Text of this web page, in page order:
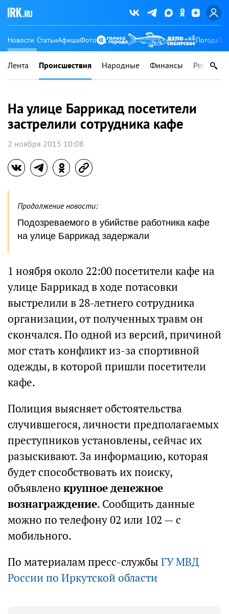
Новости СтатьиАфишаФото Погода
Лента Происшествия Народные Финансы Регионы
На улице Баррикад посетители
застрелили сотрудника кафе
2 ноября 2015 10:08
Продолжение новости:
Подозреваемого в убийстве работника кафе
на улице Баррикад задержали
1 ноября около 22:00 посетители кафе на
улице Баррикад в ходе потасовки
выстрелили в 28-летнего сотрудника
организации, от полученных травм он
скончался. По одной из версий, причиной
мог стать конфликт из-за спортивной
одежды, в которой пришли посетители
кафе.
Полиция выясняет обстоятельства
случившегося, личности предполагаемых
преступников установлены, сейчас их
разыскивают. За информацию, которая
будет способствовать их поиску,
объявлено крупное денежное
вознаграждение. Сообщить данные
можно по телефону 02 или 102 — с
мобильного.
По материалам пресс-службы ГУ МВД
России по Иркутской области